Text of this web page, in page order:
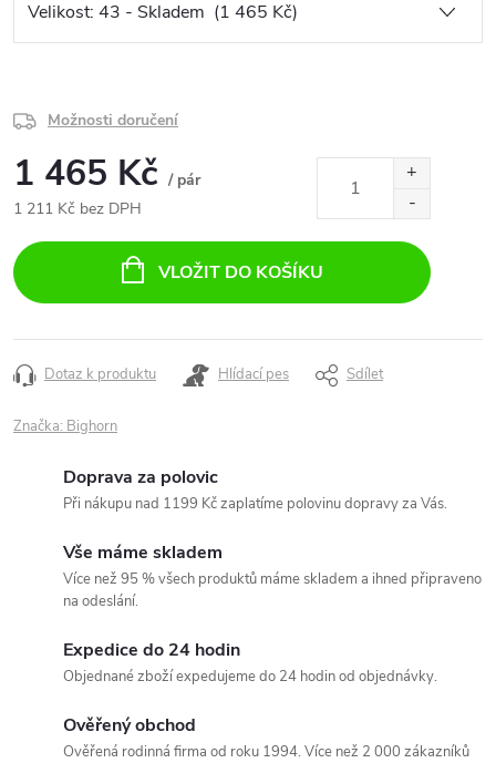
Možnosti doručení
1 465 Kč / pár
1 211 Kč bez DPH
cena:
VLOŽIT DO KOŠÍKU
Dotaz k produktu Hlídací pes Sdílet
Značka: Bighorn
Doprava za polovic
Při nákupu nad 1199 Kč zaplatíme polovinu dopravy za Vás.
Vše máme skladem
Více než 95 % všech produktů máme skladem a ihned připraveno
na odeslání.
Expedice do 24 hodin
Objednané zboží expedujeme do 24 hodin od objednávky.
Ověřený obchod
Ověřená rodinná firma od roku 1994. Více než 2 000 zákazníků